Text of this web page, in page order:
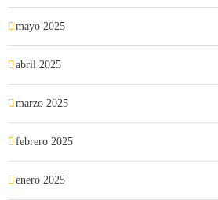
mayo 2025
abril 2025
marzo 2025
febrero 2025
enero 2025